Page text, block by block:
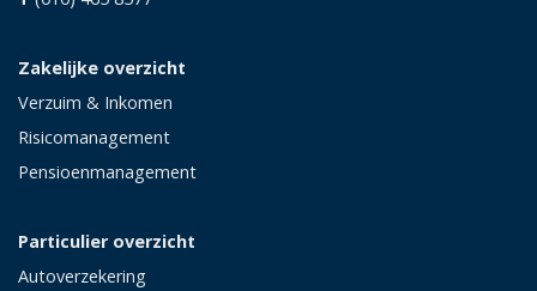
Zakelijke overzicht
Verzuim & Inkomen
Risicomanagement
Pensioenmanagement
Particulier overzicht
Autoverzekering